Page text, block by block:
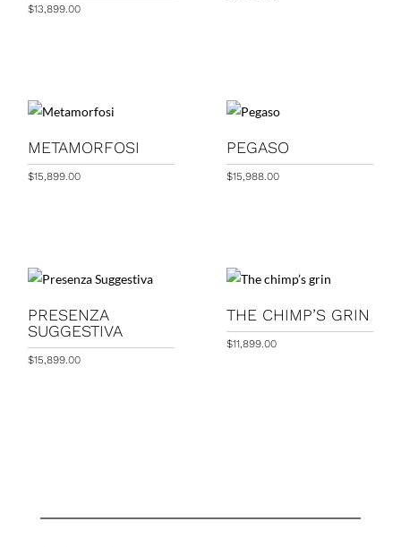
$13,899.00
METAMORFOSI
$15,899.00
PEGASO
$15,988.00
PRESENZA
SUGGESTIVA
$15,899.00
THE CHIMP’S GRIN
$11,899.00